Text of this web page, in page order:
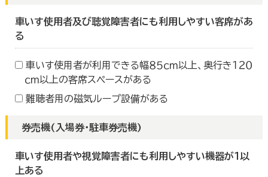
車いす使用者及び聴覚障害者にも利用しやすい客席があ
る
車いす使用者が利用できる幅８５ｃｍ以上、奥行き１２０
ｃｍ以上の客席スペースがある
難聴者用の磁気ループ設備がある
券売機(入場券・駐車券売機)
車いす使用者や視覚障害者にも利用しやすい機器が１以
上ある